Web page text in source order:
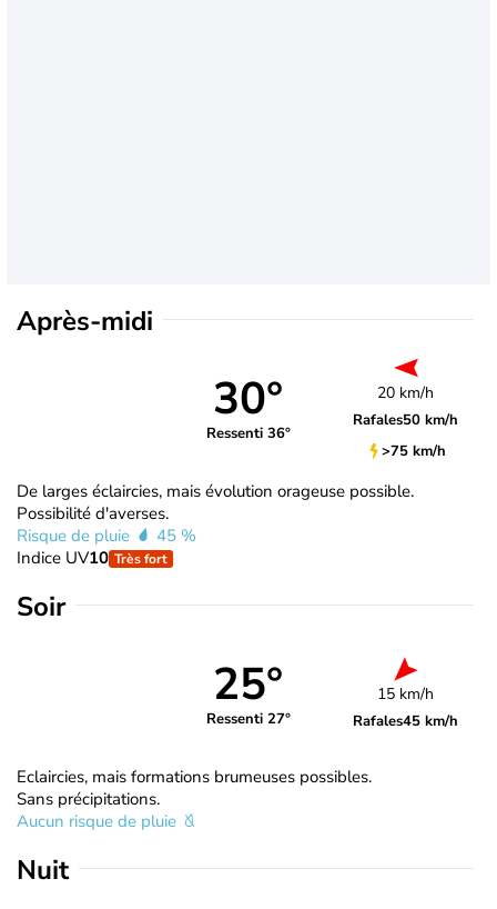
Après-midi
30°
Ressenti 36°
20 km/h
Rafales50 km/h
>75 km/h
De larges éclaircies, mais évolution orageuse possible.
Possibilité d'averses.
Risque de pluie
45 %
Indice UV10 Très fort
Soir
25°
Ressenti 27°
15 km/h
Rafales45 km/h
Eclaircies, mais formations brumeuses possibles.
Sans précipitations.
Aucun risque de pluie
Nuit